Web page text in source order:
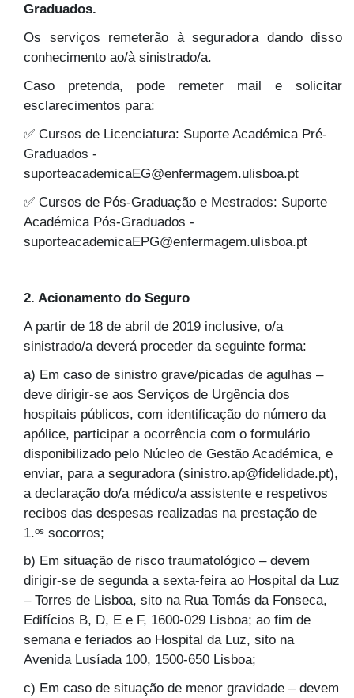
Graduados.
Os serviços remeterão à seguradora dando disso
conhecimento ao/à sinistrado/a.
Caso pretenda, pode remeter mail e solicitar
esclarecimentos para:
✅ Cursos de Licenciatura: Suporte Académica Pré-
Graduados -
suporteacademicaEG@enfermagem.ulisboa.pt
✅ Cursos de Pós-Graduação e Mestrados: Suporte
Académica Pós-Graduados -
suporteacademicaEPG@enfermagem.ulisboa.pt
2. Acionamento do Seguro
A partir de 18 de abril de 2019 inclusive, o/a
sinistrado/a deverá proceder da seguinte forma:
a) Em caso de sinistro grave/picadas de agulhas –
deve dirigir-se aos Serviços de Urgência dos
hospitais públicos, com identificação do número da
apólice, participar a ocorrência com o formulário
disponibilizado pelo Núcleo de Gestão Académica, e
enviar, para a seguradora (sinistro.ap@fidelidade.pt),
a declaração do/a médico/a assistente e respetivos
recibos das despesas realizadas na prestação de
1.ᵒˢ socorros;
b) Em situação de risco traumatológico – devem
dirigir-se de segunda a sexta-feira ao Hospital da Luz
– Torres de Lisboa, sito na Rua Tomás da Fonseca,
Edifícios B, D, E e F, 1600-029 Lisboa; ao fim de
semana e feriados ao Hospital da Luz, sito na
Avenida Lusíada 100, 1500-650 Lisboa;
c) Em caso de situação de menor gravidade – devem